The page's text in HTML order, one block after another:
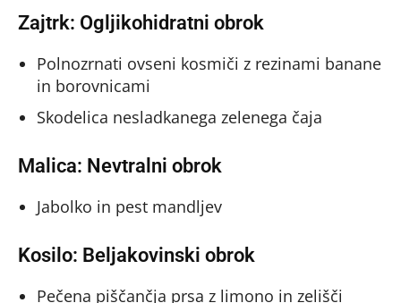
Zajtrk: Ogljikohidratni obrok
Polnozrnati ovseni kosmiči z rezinami banane
in borovnicami
Skodelica nesladkanega zelenega čaja
Malica: Nevtralni obrok
Jabolko in pest mandljev
Kosilo: Beljakovinski obrok
Pečena piščančja prsa z limono in zelišči